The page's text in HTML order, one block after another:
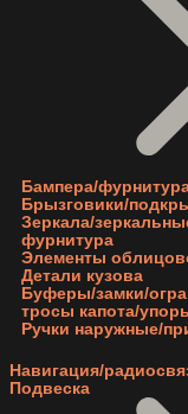
Бампера/
Брызговики/
Зеркала/
фурнитура
Элементы
Детали кузова
Буферы/замки/
тросы капота/
Ручки наружные/
Навигация/
Подвеска